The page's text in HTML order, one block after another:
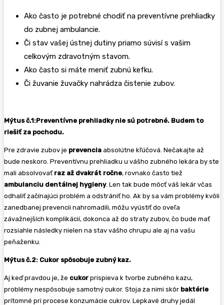
Ako často je potrebné chodiť na preventívne prehliadky
do zubnej ambulancie.
Či stav vašej ústnej dutiny priamo súvisí s vašim
celkovým zdravotným stavom.
Ako často si máte meniť zubnú kefku.
Či žuvanie žuvačky nahrádza čistenie zubov.
Mýtus č.1:Preventívne prehliadky nie sú potrebné. Budem to
riešiť za pochodu.
Pre zdravie zubov je prevencia absolútne kľúčová. Nečakajte až
bude neskoro. Preventívnu prehliadku u vášho zubného lekára by ste
mali absolvovať raz až dvakrát ročne, rovnako často tiež
ambulanciu dentálnej hygieny. Len tak bude môcť váš lekár včas
odhaliť začínajúci problém a odstrániť ho. Ak by sa vám problémy kvôli
zanedbanej prevencii nahromadili, môžu vyústiť do oveľa
závažnejších komplikácií, dokonca až do straty zubov, čo bude mať
rozsiahle následky nielen na stav vášho chrupu ale aj na vašu
peňaženku.
Mýtus č.2: Cukor spôsobuje zubný kaz.
Aj keď pravdou je, že cukor prispieva k tvorbe zubného kazu,
problémy nespôsobuje samotný cukor. Stoja za nimi skôr baktérie
prítomné pri procese konzumácie cukrov. Lepkavé druhy jedál